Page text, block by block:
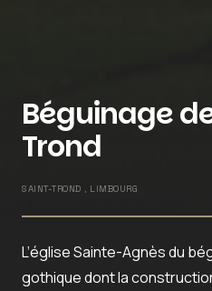
Béguinage
Trond
SAINT-TROND , LIMBOURG
L’église Sainte-Agnès du
gothique dont la